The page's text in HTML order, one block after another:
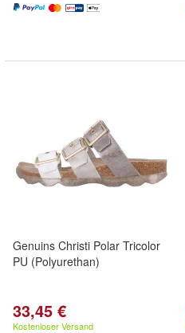
Genuins Christi Polar Tricolor
PU (Polyurethan)
33,45 €
Kostenloser Versand